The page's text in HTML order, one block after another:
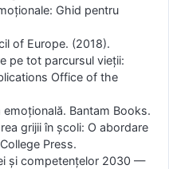
Ghid pentru
of Europe. (2018).
pe tot parcursul vieții:
Office of the
emoțională. Bantam Books.
grijii în școli: O abordare
Press.
și competențelor 2030 —